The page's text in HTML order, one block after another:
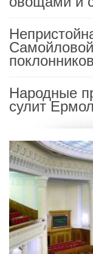
поклонников
Народные
сулит